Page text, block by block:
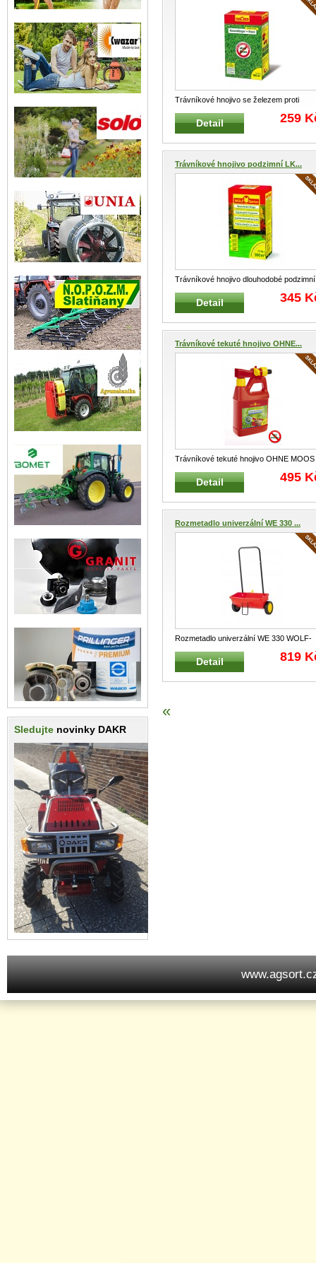
Sledujte novinky DAKR
Trávníkové hnojivo se železem proti
mechu L-PM 100 WOLF-Garten 2,5 kg
100...Detail 259
Trávníkové hnojivo podzimní LK...
Trávníkové hnojivo dlouhodobé podzimní
LK-B 100 WOLF-Garten 2,5 kg na 100 ...
Detail 345
Trávníkové tekuté hnojivo OHNE...
Trávníkové tekuté hnojivo OHNE MOOS
LM 100 B WOLF-Garten aplikátor 1L na
100...Detail 495
Rozmetadlo univerzální WE 330 ...
Rozmetadlo univerzální WE 330 WOLF-
Garten Lehké a obratné univerzální...
Detail 819
«